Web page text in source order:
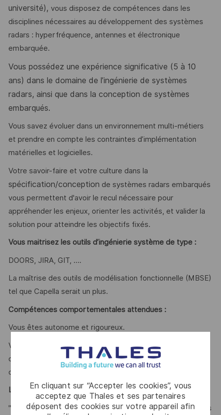
En cliquant sur “Accepter les cookies”, vous
acceptez que Thales et ses partenaires
déposent des cookies sur votre appareil afin
université), vous disposez de compétences dans les
disciplines nécessaires au développement des systèmes
radars : hyperfréquence, antennes et électronique
embarquée.
Vous possédez une expérience significative (5 à 10
ans) dans le domaine de l’ingénierie de systèmes
radars, ainsi que dans la conception de systèmes
embarqués.
Vous savez évoluer dans un environnement multi-métiers
et prendre en compte les contraintes d’implémentation
matérielles et logicielles.
Votre savoir-faire et votre culture dans la
spécification/conception de systèmes radars embarqués
vous permettent d'avoir le recul nécessaire pour
appréhender les enjeux, orienter les activités, et valider la
solution pour atteindre les objectifs fixés.
Vous maitrisez les outils d’ingénierie système de type :
DOORS, JIRA, GIT, ….
La maîtrise des outils de modélisation fonctionnelle (MBSE)
tel que Capella serait un plus.
Compétences comportementales attendues :
Vous êtes autonome et rigoureux.
Votre bienveillance et votre capacité à travailler en équipe
doit permettre de développer vos compétences et celles
de l’équipe.
Le Mot du Manager :
"Vous êtes passionnés de technique et technologie et vous